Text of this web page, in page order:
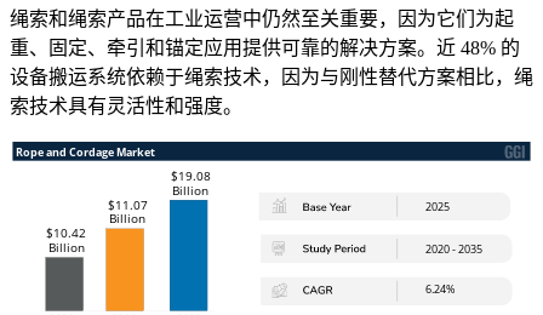
绳索和绳索产品在工业运营中仍然至关重要，因为它们为起
重、固定、牵引和锚定应用提供可靠的解决方案。近 48% 的
设备搬运系统依赖于绳索技术，因为与刚性替代方案相比，绳
索技术具有灵活性和强度。